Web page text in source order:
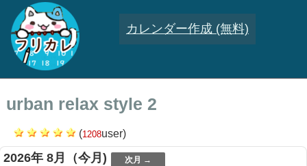
カレンダー作成 (無料)
urban relax style 2
(1208user)
2026年 8月 （今月)
次月 →